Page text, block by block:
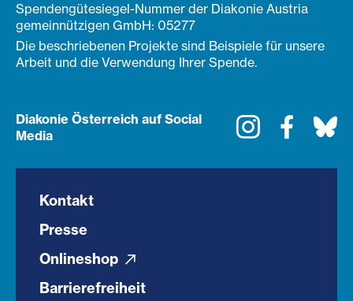
Spendengütesiegel-Nummer der Diakonie Austria
gemeinnützigen GmbH: 05277
Die beschriebenen Projekte sind Beispiele für unsere
Arbeit und die Verwendung Ihrer Spende.
Diakonie Österreich auf Social
Media
Instagram
Kontakt
Presse
Onlineshop
Barrierefreiheit